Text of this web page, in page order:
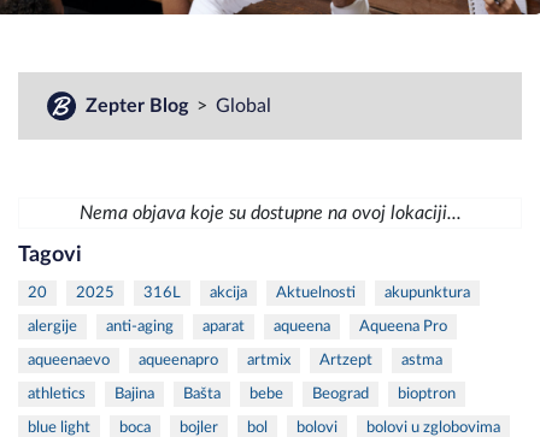
Zepter Blog Global
Nema objava koje su dostupne na ovoj lokaciji...
Tagovi
20 2025 316L akcija Aktuelnosti akupunktura
alergije anti-aging aparat aqueena Aqueena Pro
aqueenaevo aqueenapro artmix Artzept astma
athletics Bajina Bašta bebe Beograd bioptron
blue light boca bojler bol bolovi bolovi u zglobovima